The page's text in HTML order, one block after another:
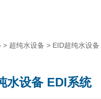
> 超纯水设备 > EID超纯水设备
水设备 EDI系统